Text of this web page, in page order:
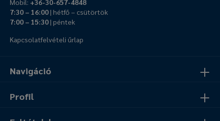
Navigáció
Profil
Mobil: +36-30-657-4848
7:30 – 16:00| hétfő – csütörtök
7:00 – 15:30| péntek
Kapcsolatfelvételi űrlap